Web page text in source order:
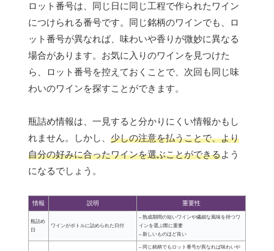
ロット番号は、同じ日に同じ工程で作られたワイン
につけられる番号です。同じ銘柄のワインでも、ロ
ット番号が異なれば、味わいや香りが微妙に異なる
場合があります。お気に入りのワインを見つけた
ら、ロット番号を控えておくことで、次回も同じ味
わいのワインを探すことができます。
瓶詰め情報は、一見すると分かりにくい情報かもし
れません。しかし、 少しの注意を払うことで、より
自分の好みに合ったワインを選ぶことができるよう
になるでしょう。
情報 説明 重要性
瓶詰め
日
ワインがボトルに詰められた日付
– 熟成期間の短いワインや繊細な風味を持つワ
インを選ぶ際に重要
– 新しいものほど良い
– 同じ銘柄でもロット番号が異なれば味わいや